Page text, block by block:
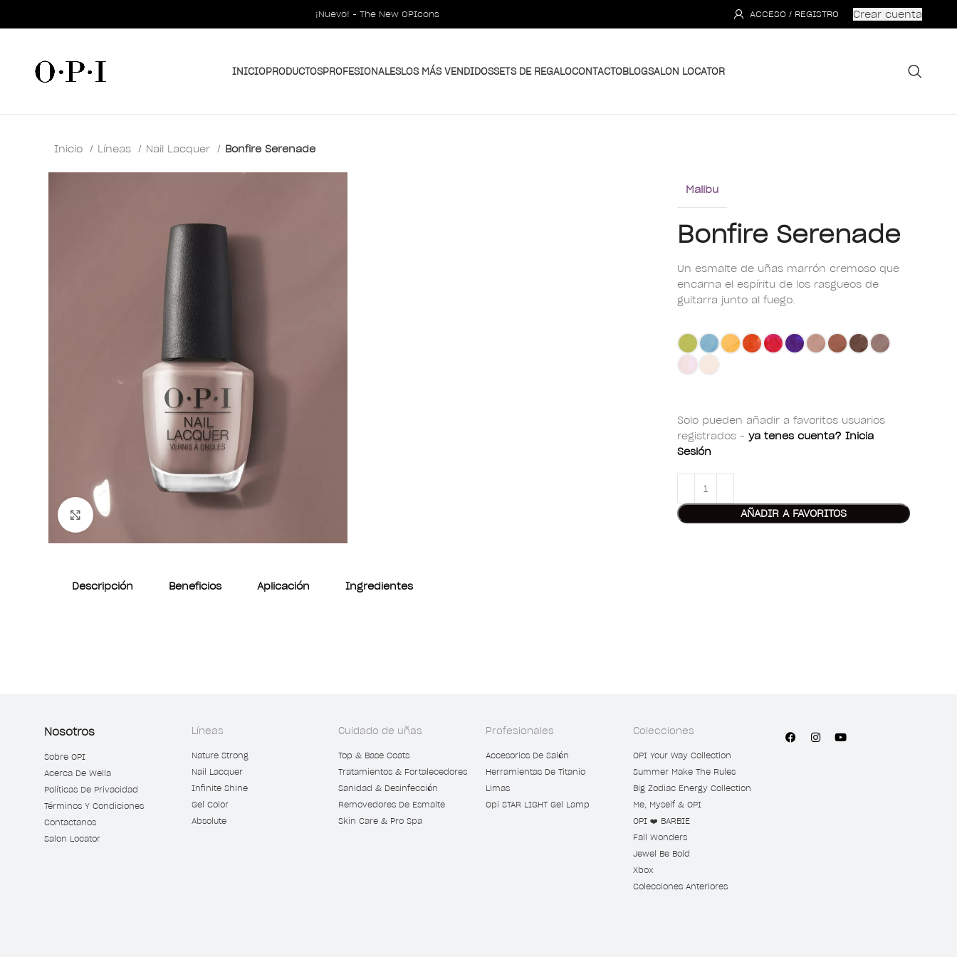
¡Nuevo! - The New OPIcons ACCESO / REGISTRO Crear cuenta
INICIOPRODUCTOSPROFESIONALESLOS MÁS VENDIDOSSETS DE REGALOCONTACTOBLOGSALON LOCATOR
Inicio Líneas Nail Lacquer Bonfire Serenade
Clic para ampliar
Malibu
Bonfire Serenade
Un esmalte de uñas marrón cremoso que
encarna el espíritu de los rasgueos de
guitarra junto al fuego.
Solo pueden añadir a favoritos usuarios
registrados - ya tenes cuenta? Inicia
Sesión
AÑADIR A FAVORITOS
Descripción Beneficios Aplicación Ingredientes
Nosotros
Sobre OPI
Acerca De Wella
Políticas De Privacidad
Términos Y Condiciones
Contactanos
Salon Locator
Líneas
Nature Strong
Nail Lacquer
Infinite Shine
Gel Color
Absolute
Cuidado de uñas
Top & Base Coats
Tratamientos & Fortalecedores
Sanidad & Desinfección
Removedores De Esmalte
Skin Care & Pro Spa
Profesionales
Accesorios De Salón
Herramientas De Titanio
Limas
Opi STAR LIGHT Gel Lamp
Colecciones
OPI Your Way Collection
Summer Make The Rules
Big Zodiac Energy Collection
Me, Myself & OPI
OPI ❤️ BARBIE
Fall Wonders
Jewel Be Bold
Xbox
Colecciones Anteriores